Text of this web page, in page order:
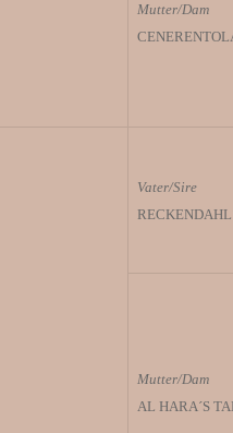
Mutter/Dam
Vater/Sire
Mutter/Dam
AL HARA´S